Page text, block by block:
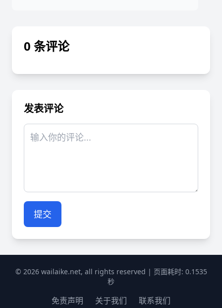
0 条评论
发表评论
提交
© 2026 wailaike.net, all rights reserved | 页面耗时: 0.1535
秒
免责声明 关于我们 联系我们